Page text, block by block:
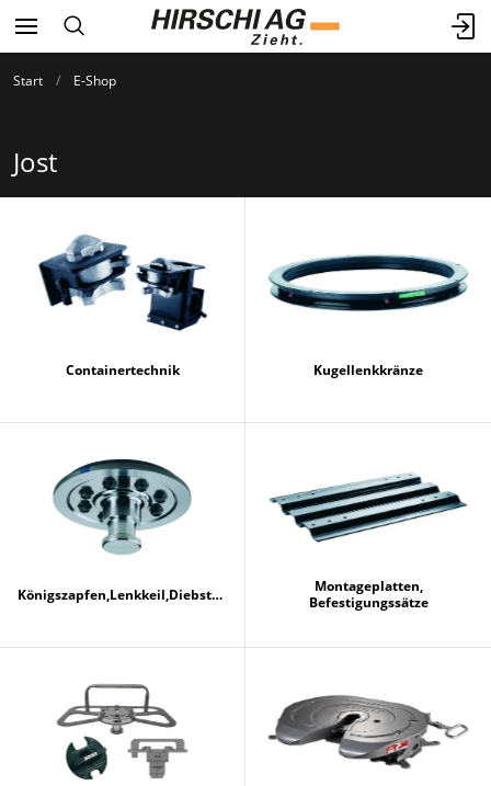
Start E-Shop
Jost
Containertechnik Kugellenkkränze
Königszapfen,Lenkkeil,Diebstahlsicherung
Montageplatten,
Befestigungssätze